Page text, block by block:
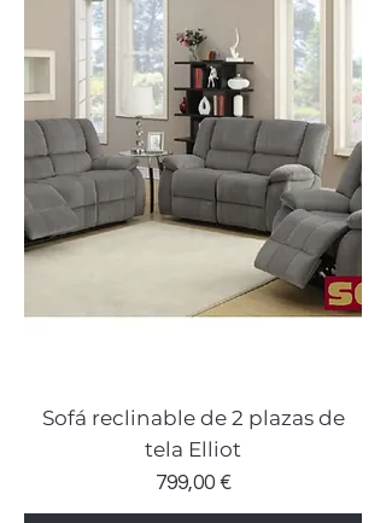
Sofá reclinable de 2 plazas de
tela Elliot
Precio
799,00 €